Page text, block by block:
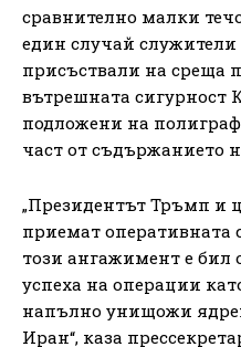
сравнително малки
един случай служители
присъствали на среща
вътрешната сигурност
подложени на
част от съдържанието
„Президентът Тръмп и
приемат оперативната
този ангажимент е бил
успеха на операции
напълно унищожи
Иран“, каза